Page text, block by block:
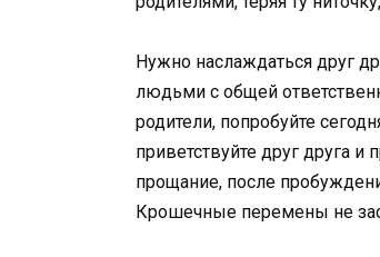
Нужно наслаждаться друг
людьми с общей
родители, попробуйте
приветствуйте друг друга и
прощание, после
Крошечные перемены не